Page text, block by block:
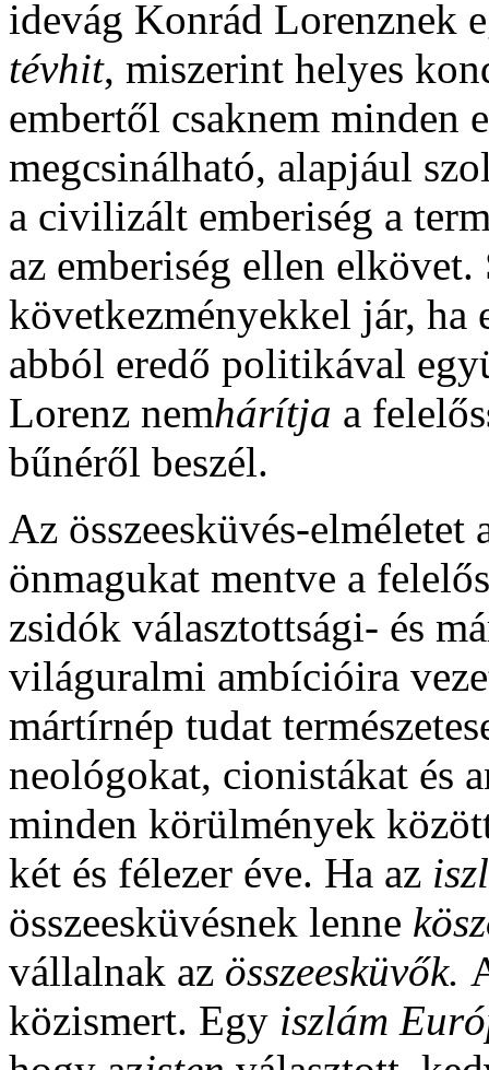
idevág Konrád Lorenznek
tévhit, miszerint helyes
embertől csaknem minden
megcsinálható, alapjául
a civilizált emberiség a
az emberiség ellen
következményekkel jár,
abból eredő politikával
Lorenz nemhárítja a
bűnéről beszél.
Az összeesküvés-
önmagukat mentve a
zsidók választottsági- és
világuralmi ambícióira
mártírnép tudat
neológokat, cionistákat és
minden körülmények
két és félezer éve. Ha az
összeesküvésnek lenne
vállalnak az összeesküvők.
közismert. Egy iszlám